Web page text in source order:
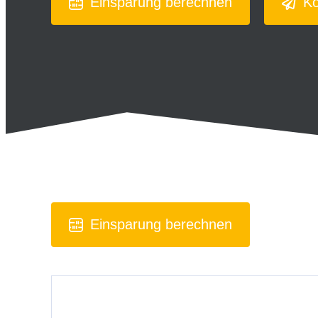
Einsparung berechnen